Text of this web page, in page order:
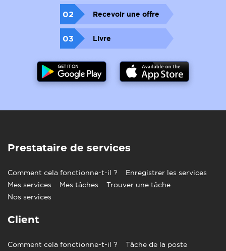
02 Recevoir une offre
03 Livre
Prestataire de services
Comment cela fonctionne-t-il ?
Enregistrer les services
Mes services
Mes tâches
Trouver une tâche
Nos services
Client
Comment cela fonctionne-t-il ?
Tâche de la poste